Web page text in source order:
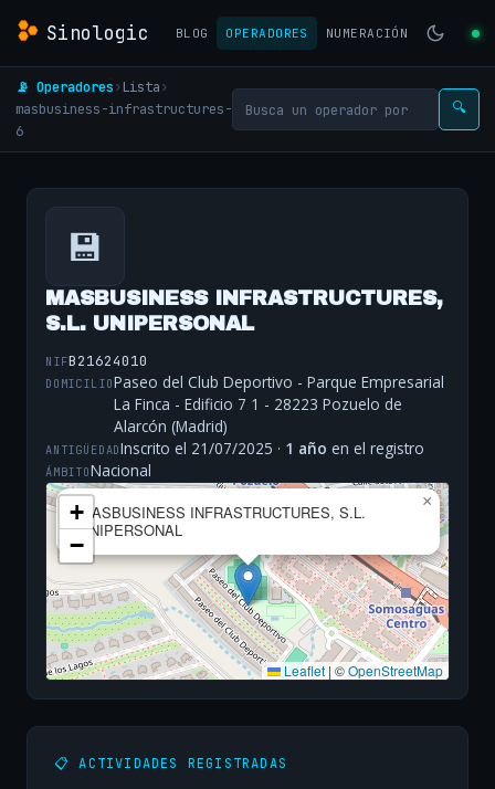
Sinologic BLOG OPERADORES NUMERACIÓN
📡 Operadores› Lista›
masbusiness-infrastructures-
6
🔍
💾
MASBUSINESS INFRASTRUCTURES,
S.L. UNIPERSONAL
NIFB21624010
DOMICILIOPaseo del Club Deportivo - Parque Empresarial
La Finca - Edificio 7 1 - 28223 Pozuelo de
Alarcón (Madrid)
ANTIGÜEDADInscrito el 21/07/2025 · 1 año en el registro
ÁMBITONacional
MASBUSINESS INFRASTRUCTURES, S.L.
UNIPERSONAL
×
+
−
Leaflet | ©OpenStreetMap
📋 ACTIVIDADES REGISTRADAS